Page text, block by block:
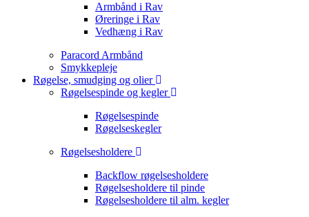
Armbånd i Rav
Øreringe i Rav
Vedhæng i Rav
Paracord Armbånd
Smykkepleje
Røgelse, smudging og olier
Røgelsespinde og kegler
Røgelsespinde
Røgelseskegler
Røgelsesholdere
Backflow røgelsesholdere
Røgelsesholdere til pinde
Røgelsesholdere til alm. kegler